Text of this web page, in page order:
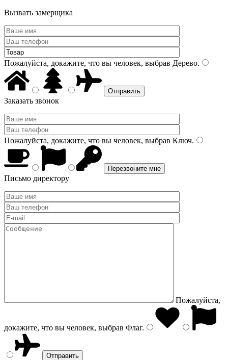
Вызвать замерщика
Пожалуйста, докажите, что вы человек, выбрав Дерево.
Заказать звонок
Пожалуйста, докажите, что вы человек, выбрав Ключ.
Письмо директору
Пожалуйста,
докажите, что вы человек, выбрав Флаг.